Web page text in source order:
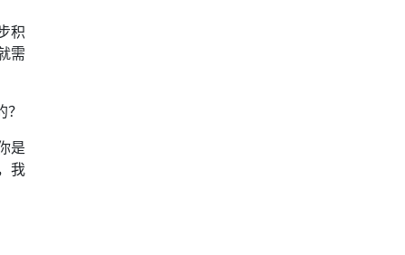
积
需
是
我